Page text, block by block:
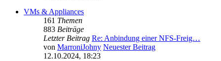
VMs & Appliances
161 Themen
883 Beiträge
Letzter Beitrag Re: Anbindung einer NFS-Freig…
von MarroniJohny Neuester Beitrag
12.10.2024, 18:23